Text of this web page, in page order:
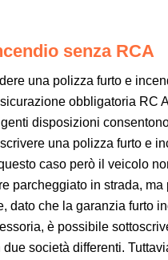
senza RCA
una polizza furto e
obbligatoria RC
disposizioni
una polizza furto e
caso però il veicolo
parcheggiato in strada, ma
dato che la garanzia furto
è possibile
società differenti.